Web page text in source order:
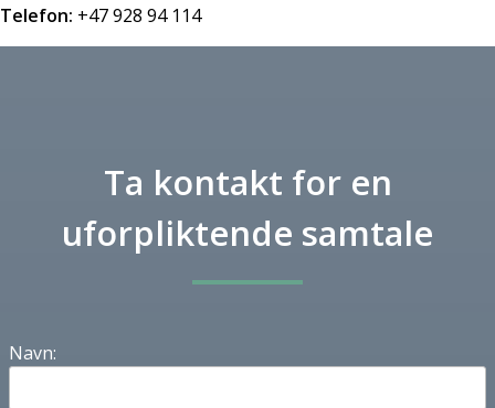
Telefon: +47 928 94 114
Ta kontakt for en
uforpliktende samtale
Navn: